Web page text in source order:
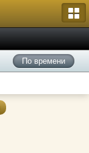
По времени